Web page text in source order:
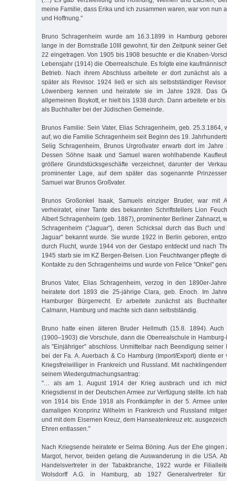
meine Familie, dass Erika und ich zusammen waren, war von nun
und Hoffnung."
Bruno Schragenheim wurde am 16.3.1899 in Hamburg
lange in der Bornstraße 10III gewohnt, für den Zeitpunk seiner
22 eingetragen. Von 1905 bis 1908 besuchte er die Knaben-
Lebensjahr (1914) die Oberrealschule. Es folgte eine
Betrieb. Nach ihrem Abschluss arbeitete er dort zunächst als
später als Revisor. 1924 ließ er sich als selbstständiger
Löwenberg kennen und heiratete sie im Jahre 1928. Das
allgemeinen Boykott, er hielt bis 1938 durch. Dann arbeitete er
als Buchhalter bei der Jüdischen Gemeinde.
Brunos Familie: Sein Vater, Elias Schragenheim, geb. 25.3.1864,
auf, wo die Familie Schragenheim seit Beginn des 19.
Selig Schragenheim, Brunos Urgroßvater erwarb dort im Jahre
Dessen Söhne Isaak und Samuel waren wohlhabende
größere Grundstücksgeschäfte verzeichnet, darunter der
prominenter Lage, auf dem später das sogenannte
Samuel war Brunos Großvater.
Brunos Großonkel Isaak, Samuels einziger Bruder, war mit
verheiratet, einer Tante des bekannten Schriftstellers Lion
Albert Schragenheim (geb. 1887), prominenter Berliner Zahnarzt,
Schragenheim ("Jaguar"), deren Schicksal durch das Buch
Jaguar" bekannt wurde. Sie wurde 1922 in Berlin geboren,
durch Flucht, wurde 1944 von der Gestapo entdeckt und nach
1945 starb sie im KZ Bergen-Belsen. Lion Feuchtwanger pflegte
Kontakte zu den Schragenheims und wurde von Felice "Onkel"
Brunos Vater, Elias Schragenheim, verzog in den 1890er-
heiratete dort 1893 die 25-jährige Clara, geb. Enoch. Im
Hamburger Bürgerrecht. Er arbeitete zunächst als
Calmann, Hamburg und machte sich dann selbstständig.
Bruno hatte einen älteren Bruder Hellmuth (15.8. 1894). Auch
(1900–1903) die Vorschule, dann die Oberrealschule in
als "Einjähriger" abschloss. Unmittelbar nach Beendigung seiner
bei der Fa. A. Auerbach & Co Hamburg (Import/Export) diente
Kriegsfreiwilliger in Frankreich und Russland. Mit
seinem Wiedergutmachungsantrag:
"… als am 1. August 1914 der Krieg ausbrach und ich
Kriegsdienst in der Deutschen Armee zur Verfügung stellte. Ich
von 1914 bis Ende 1918 als Frontkämpfer in der 5. Armee
damaligen Kronprinz Wilhelm in Frankreich und Russland
und mit dem Eisernen Kreuz, dem Hanseatenkreuz etc.
Ehren entlassen."
Nach Kriegsende heiratete er Selma Böning. Aus der Ehe gingen
Margot, hervor, beiden gelang die Auswanderung in die USA.
Handelsvertreter in der Tabakbranche, 1922 wurde er
Wolsdorff A.G. in Hamburg, ab 1927 Generalvertreter